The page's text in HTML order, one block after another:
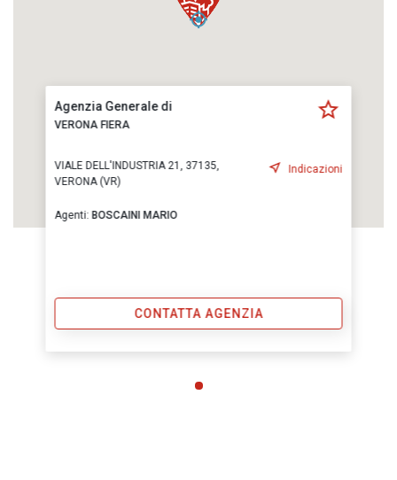
Agenzia Generale di
VERONA FIERA
VIALE DELL'INDUSTRIA 21, 37135,
VERONA (VR)
Indicazioni
Agenti: BOSCAINI MARIO
CONTATTA AGENZIA